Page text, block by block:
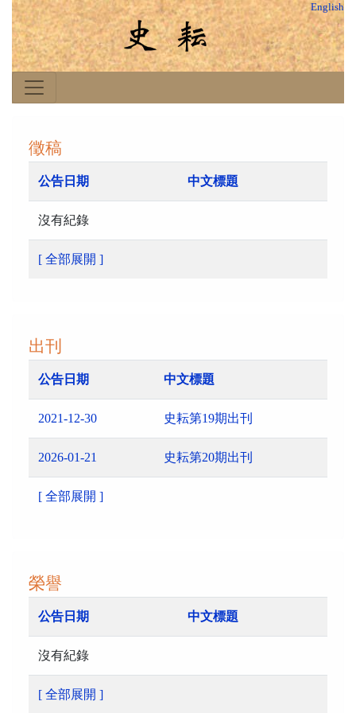
English
徵稿
公告日期 中文標題
沒有紀錄
[ 全部展開 ]
出刊
公告日期 中文標題
2021-12-30 史耘第19期出刊
2026-01-21 史耘第20期出刊
[ 全部展開 ]
榮譽
公告日期 中文標題
沒有紀錄
[ 全部展開 ]